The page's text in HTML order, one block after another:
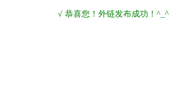
√ 恭喜您！外链发布成功！^_^